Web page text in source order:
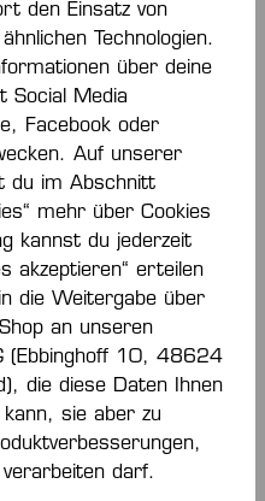
zur
die
AGB
gelesen und
ABSCHICKEN
Produkten und
15% Rabatt!
den Einsatz von
Technologien.
über deine
Social Media
Facebook oder
Auf unserer
du im Abschnitt
mehr über Cookies
kannst du jederzeit
akzeptieren“ erteilen
die Weitergabe über
an unseren
(Ebbinghoff 10, 48624
die diese Daten Ihnen
sie aber zu
darf.